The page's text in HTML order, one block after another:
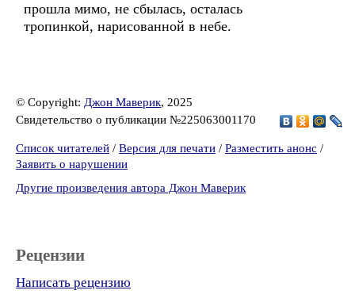
прошла мимо, не сбылась, осталась
тропинкой, нарисованной в небе.
© Copyright: Джон Маверик, 2025
Свидетельство о публикации №225063001170
Список читателей / Версия для печати / Разместить анонс /
Заявить о нарушении
Другие произведения автора Джон Маверик
Рецензии
Написать рецензию